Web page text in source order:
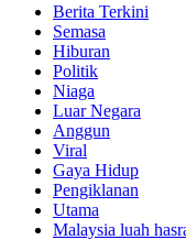
Berita Terkini
Semasa
Hiburan
Politik
Niaga
Luar Negara
Anggun
Viral
Gaya Hidup
Pengiklanan
Utama
Malaysia luah